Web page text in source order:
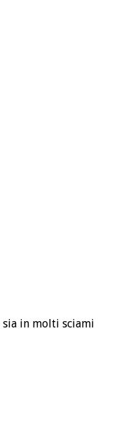
sia in molti sciami